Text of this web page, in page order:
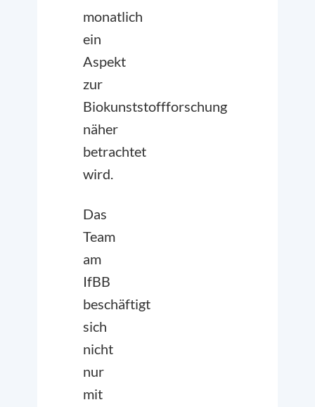
monatlich
ein
Aspekt
zur
Biokunststoffforschung
näher
betrachtet
wird.
Das
Team
am
IfBB
beschäftigt
sich
nicht
nur
mit